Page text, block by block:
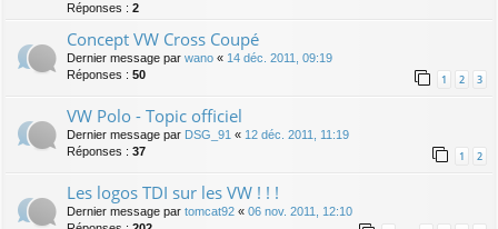
Réponses : 2
Concept VW Cross Coupé
Dernier message par wano « 14 déc. 2011, 09:19
Réponses : 50 1 2 3
VW Polo - Topic officiel
Dernier message par DSG_91 « 12 déc. 2011, 11:19
Réponses : 37 1 2
Les logos TDI sur les VW ! ! !
Dernier message par tomcat92 « 06 nov. 2011, 12:10